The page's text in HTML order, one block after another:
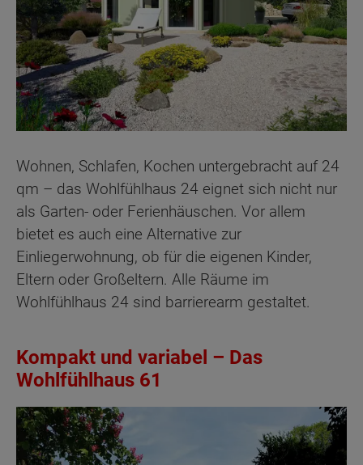
Wohnen, Schlafen, Kochen untergebracht auf 24
qm – das Wohlfühlhaus 24 eignet sich nicht nur
als Garten- oder Ferienhäuschen. Vor allem
bietet es auch eine Alternative zur
Einliegerwohnung, ob für die eigenen Kinder,
Eltern oder Großeltern. Alle Räume im
Wohlfühlhaus 24 sind barrierearm gestaltet.
Kompakt und variabel – Das
Wohlfühlhaus 61